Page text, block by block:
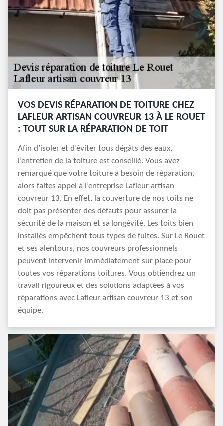
VOS DEVIS RÉPARATION DE TOITURE CHEZ
LAFLEUR ARTISAN COUVREUR 13 À LE ROUET
: TOUT SUR LA RÉPARATION DE TOIT
Afin d’isoler et d’éviter tous dégâts des eaux,
l’entretien de la toiture est conseillé. Vous avez
remarqué que votre toiture a besoin de réparation,
alors faites appel à l’entreprise Lafleur artisan
couvreur 13. En effet, la couverture de nos toits ne
doit pas présenter des défauts pour assurer la
sécurité de la maison et sa longévité. Les toits bien
installés empêchent tous types de fuites. Sur Le Rouet
et ses alentours, nos couvreurs professionnels
peuvent intervenir immédiatement sur place pour
toutes vos réparations toitures. Vous obtiendrez un
travail rigoureux et des solutions adaptées à vos
réparations avec Lafleur artisan couvreur 13 et son
équipe.